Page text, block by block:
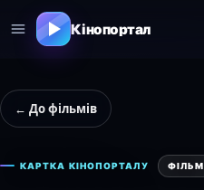
Кінопортал
← До фільмів
КАРТКА КІНОПОРТАЛУ ФІЛЬМ